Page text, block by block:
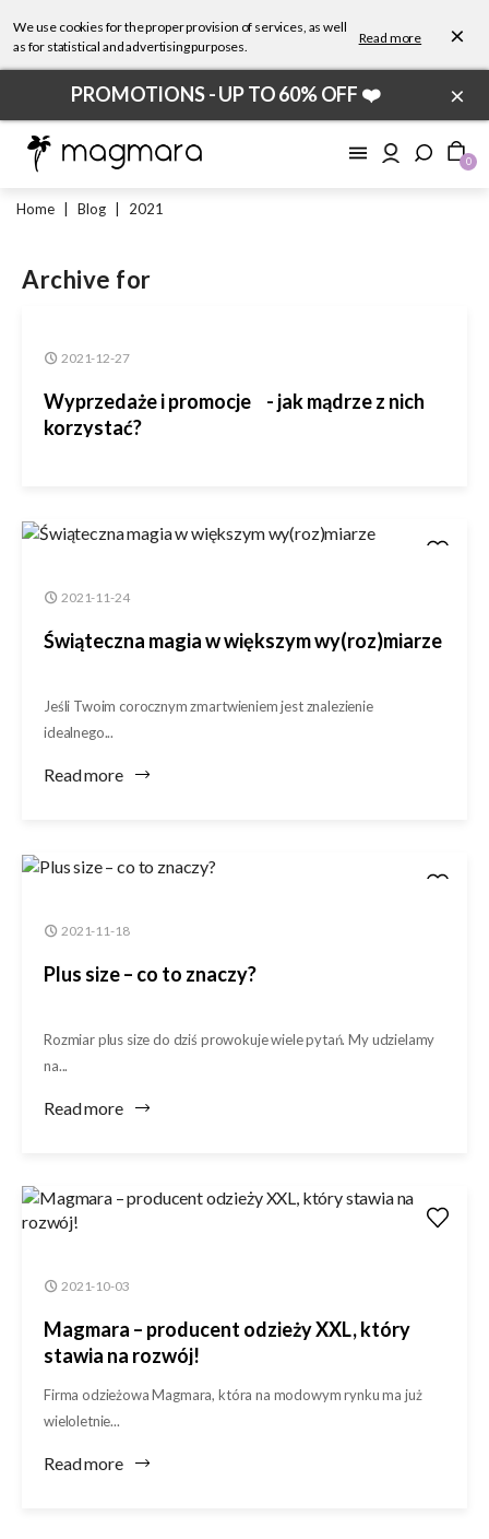
We use cookies for the proper provision of services, as well
as for statistical and advertising purposes.
Read more ×
PROMOTIONS - UP TO 60% OFF ❤️ ×
0
Home Blog 2021
Archive for
2021-12-27
Wyprzedaże i promocje - jak mądrze z nich
korzystać?
2021-11-24
Świąteczna magia w większym wy(roz)miarze
Jeśli Twoim corocznym zmartwieniem jest znalezienie
idealnego...
Read more
2021-11-18
Plus size – co to znaczy?
Rozmiar plus size do dziś prowokuje wiele pytań. My udzielamy
na...
Read more
2021-10-03
Magmara – producent odzieży XXL, który
stawia na rozwój!
Firma odzieżowa Magmara, która na modowym rynku ma już
wieloletnie...
Read more